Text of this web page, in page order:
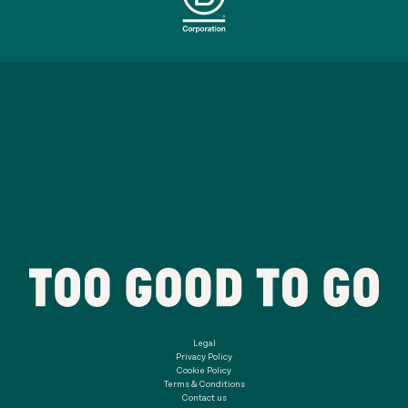
Legal
Privacy Policy
Cookie Policy
Terms & Conditions
Contact us